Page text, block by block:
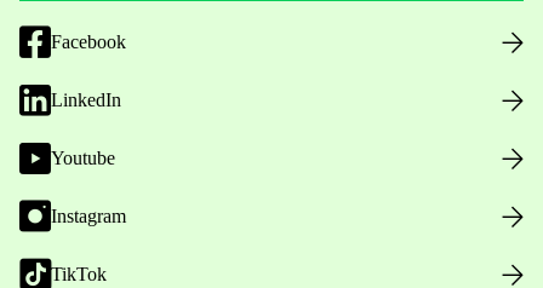
Facebook
LinkedIn
Youtube
Instagram
TikTok